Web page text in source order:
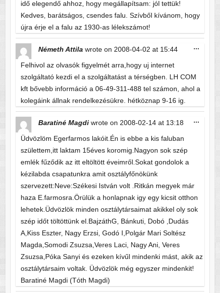
idő elegendő ahhoz, hogy megállapítsam: jól tettük!
Kedves, barátságos, csendes falu. Szívből kívánom, hogy
újra érje el a falu az 1930-as lélekszámot!
Németh Attila wrote on 2008-04-02 at 15:44
Felhivol az olvasók figyelmét arra,hogy uj internet
szolgáltató kezdi el a szolgáltatást a térségben. LH COM
kft bővebb információ a 06-49-311-488 tel számon, ahol a
kolegáink állnak rendelkezésükre. hétköznap 9-16 ig.
...
Baratiné Magdi wrote on 2008-02-14 at 13:18
Üdvözlöm Egerfarmos lakóit.Én is ebbe a kis faluban
születtem,itt laktam 15éves koromig.Nagyon sok szép
emlék fűződik az itt eltöltött éveimről.Sokat gondolok a
kézilabda csapatunkra amit osztályfőnökünk
szervezett:Neve:Székesi István volt .Ritkán megyek már
haza E.farmosra.Örülük a honlapnak igy egy kicsit otthon
lehetek.Üdvözlök minden osztálytársaimat akikkel oly sok
szép időt töltöttünk el.BajzáthG, Bánkuti, Dobó ,Dudás
A,Kiss Eszter, Nagy Erzsi, Godó I,Polgár Mari Soltész
Magda,Somodi Zsuzsa,Veres Laci, Nagy Ani, Veres
Zsuzsa,Póka Sanyi és ezeken kívűl mindenki mást, akik az
osztálytársaim voltak. Üdvözlök még egyszer mindenkit!
Baratiné Magdi (Tóth Magdi)
...